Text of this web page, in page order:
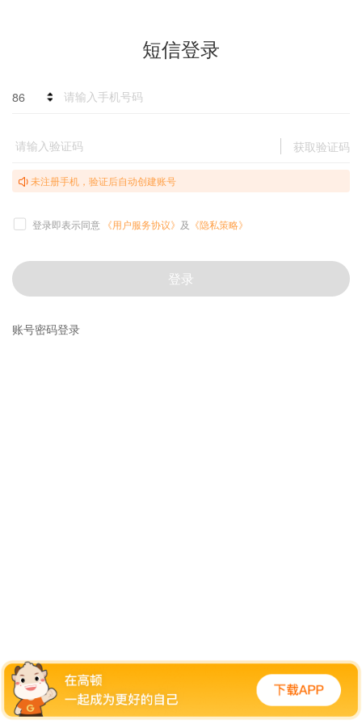
短信登录
86
获取验证码
未注册手机，验证后自动创建账号
登录即表示同意 《用户服务协议》 及 《隐私策略》
登录
账号密码登录